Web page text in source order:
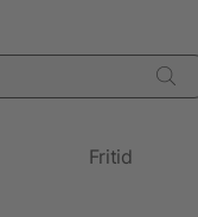
Fritid